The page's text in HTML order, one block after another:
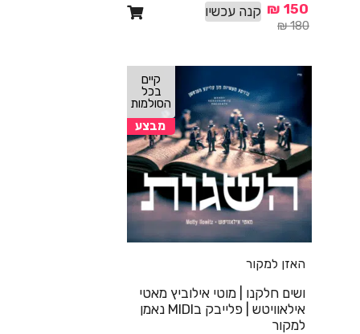
₪180
₪ 150 קנה עכשיו
קיים
בכל
הסולמות
מבצע
האזן למקור
ושים חלקנו | מוטי אילוביץ מאטי
אילאוויטש | פלייבק בMIDI נאמן
למקור